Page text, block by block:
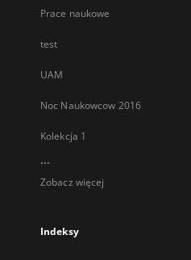
Prace naukowe
test
UAM
Noc Naukowcow 2016
Kolekcja 1
...
Zobacz więcej
Indeksy